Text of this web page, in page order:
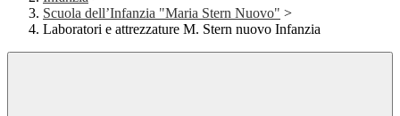
Scuola dell’Infanzia "Maria Stern Nuovo" >
Laboratori e attrezzature M. Stern nuovo Infanzia